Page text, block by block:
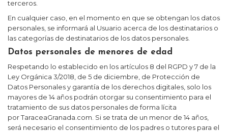
terceros.
En cualquier caso, en el momento en que se obtengan los datos
personales, se informará al Usuario acerca de los destinatarios o
las categorías de destinatarios de los datos personales.
Datos personales de menores de edad
Respetando lo establecido en los artículos 8 del RGPD y 7 de la
Ley Orgánica 3/2018, de 5 de diciembre, de Protección de
Datos Personales y garantía de los derechos digitales, solo los
mayores de 14 años podrán otorgar su consentimiento para el
tratamiento de sus datos personales de forma lícita
porTaraceaGranada.com . Si se trata de un menor de 14 años,
será necesario el consentimiento de los padres o tutores para el